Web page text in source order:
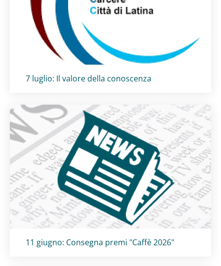
Titolo card:
7 luglio: Il valore della conoscenza
Titolo card:
11 giugno: Consegna premi "Caffè 2026"